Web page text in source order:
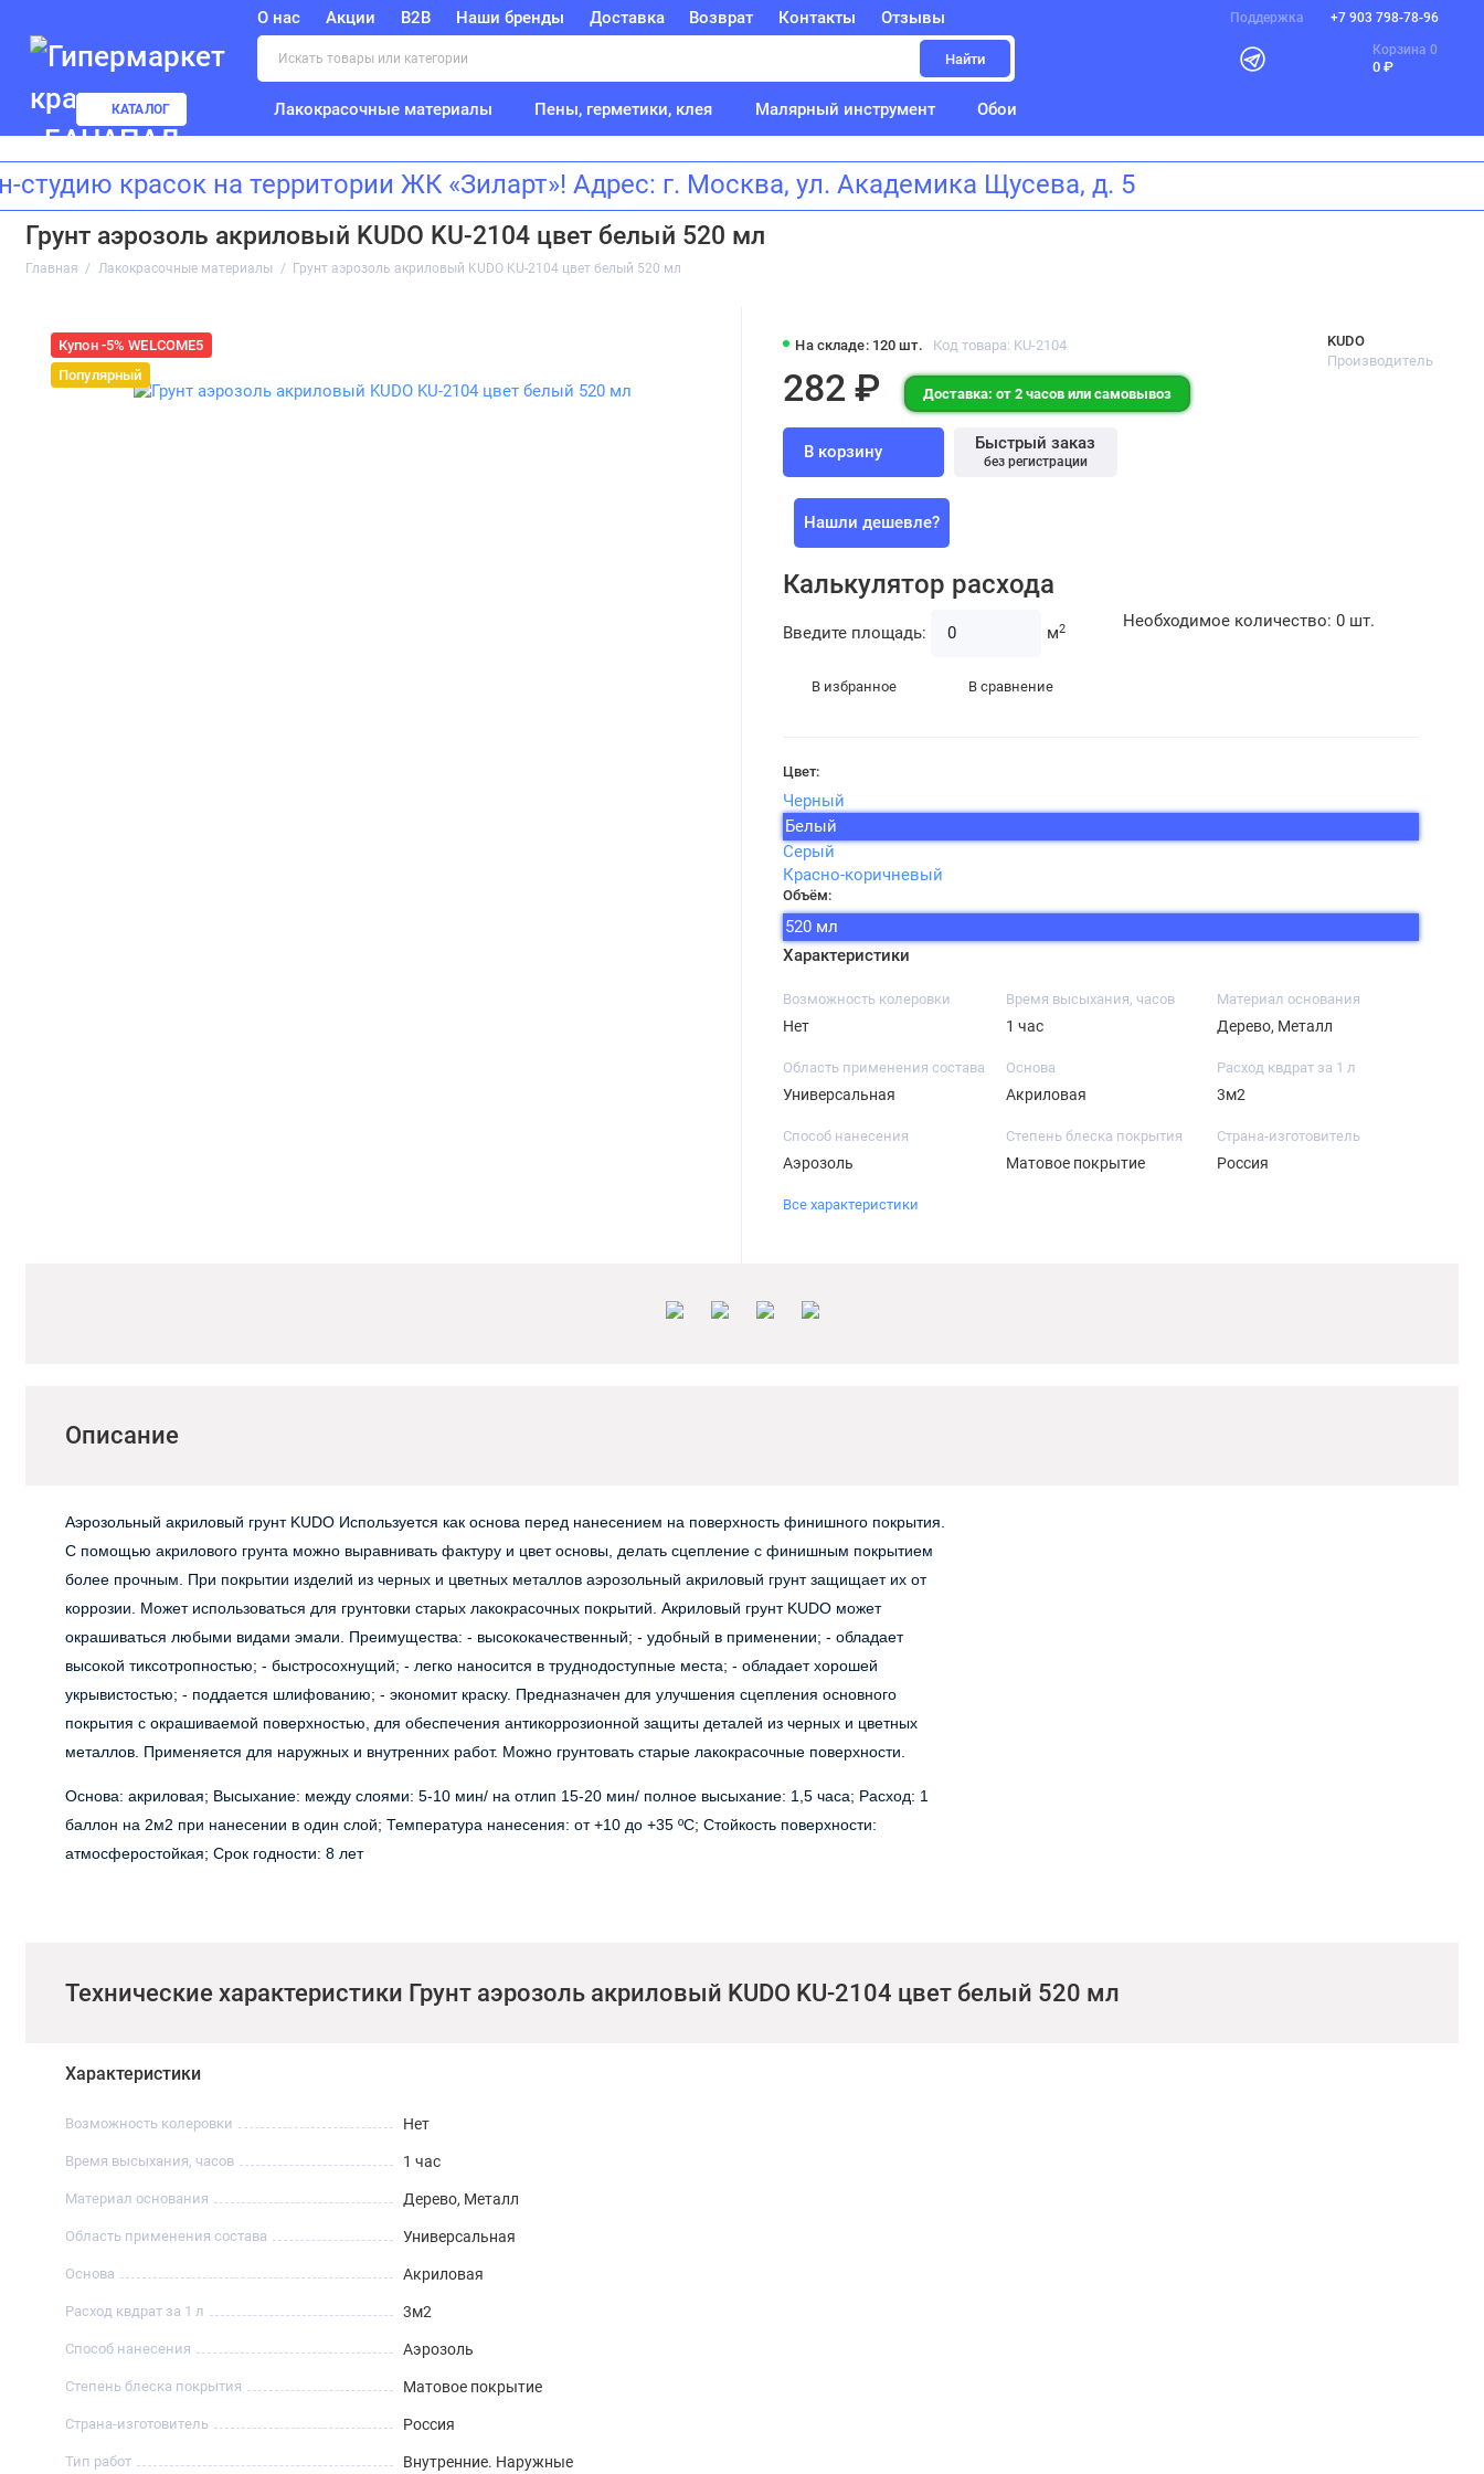
О нас Акции B2B Наши бренды Доставка Возврат Контакты Отзывы Поддержка +7 903 798-78-96
Найти
Корзина 0
0 ₽
КАТАЛОГ Лакокрасочные материалы Пены, герметики, клея Малярный инструмент Обои
красок на территории ЖК «Зиларт»! Адрес: г. Москва, ул. Академика Щусева, д. 5
Грунт аэрозоль акриловый KUDO KU-2104 цвет белый 520 мл
Главная Лакокрасочные материалы Грунт аэрозоль акриловый KUDO KU-2104 цвет белый 520 мл
Купон -5% WELCOME5
Популярный
На складе: 120 шт. Код товара: KU-2104
KUDO
Производитель
282 ₽ Доставка: от 2 часов или самовывоз
В корзину Быстрый заказ
без регистрации
Нашли дешевле?
Калькулятор расхода
Введите площадь: м2 Необходимое количество: 0шт.
В избранное В сравнение
Цвет:
Черный
Белый
Серый
Красно-коричневый
Объём:
520 мл
Характеристики
Возможность колеровки
Нет
Время высыхания, часов
1 час
Материал основания
Дерево, Металл
Область применения состава
Универсальная
Основа
Акриловая
Расход квдрат за 1 л
3м2
Способ нанесения
Аэрозоль
Степень блеска покрытия
Матовое покрытие
Страна-изготовитель
Россия
Все характеристики
Описание
Аэрозольный акриловый грунт KUDO Используется как основа перед нанесением на поверхность финишного покрытия.
С помощью акрилового грунта можно выравнивать фактуру и цвет основы, делать сцепление с финишным покрытием
более прочным. При покрытии изделий из черных и цветных металлов аэрозольный акриловый грунт защищает их от
коррозии. Может использоваться для грунтовки старых лакокрасочных покрытий. Акриловый грунт KUDO может
окрашиваться любыми видами эмали. Преимущества: - высококачественный; - удобный в применении; - обладает
высокой тиксотропностью; - быстросохнущий; - легко наносится в труднодоступные места; - обладает хорошей
укрывистостью; - поддается шлифованию; - экономит краску. Предназначен для улучшения сцепления основного
покрытия с окрашиваемой поверхностью, для обеспечения антикоррозионной защиты деталей из черных и цветных
металлов. Применяется для наружных и внутренних работ. Можно грунтовать старые лакокрасочные поверхности.
Основа: акриловая; Высыхание: между слоями: 5-10 мин/ на отлип 15-20 мин/ полное высыхание: 1,5 часа; Расход: 1
баллон на 2м2 при нанесении в один слой; Температура нанесения: от +10 до +35 ºС; Стойкость поверхности:
атмосферостойкая; Срок годности: 8 лет
Технические характеристики Грунт аэрозоль акриловый KUDO KU-2104 цвет белый 520 мл
Характеристики
Возможность колеровки Нет
Время высыхания, часов 1 час
Материал основания Дерево, Металл
Область применения состава Универсальная
Основа Акриловая
Расход квдрат за 1 л 3м2
Способ нанесения Аэрозоль
Степень блеска покрытия Матовое покрытие
Страна-изготовитель Россия
Тип работ Внутренние. Наружные